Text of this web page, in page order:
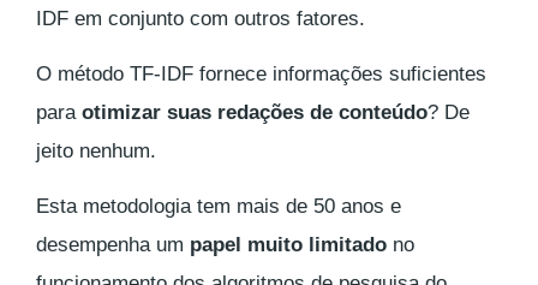
IDF em conjunto com outros fatores.
O método TF-IDF fornece informações suficientes
para otimizar suas redações de conteúdo? De
jeito nenhum.
Esta metodologia tem mais de 50 anos e
desempenha um papel muito limitado no